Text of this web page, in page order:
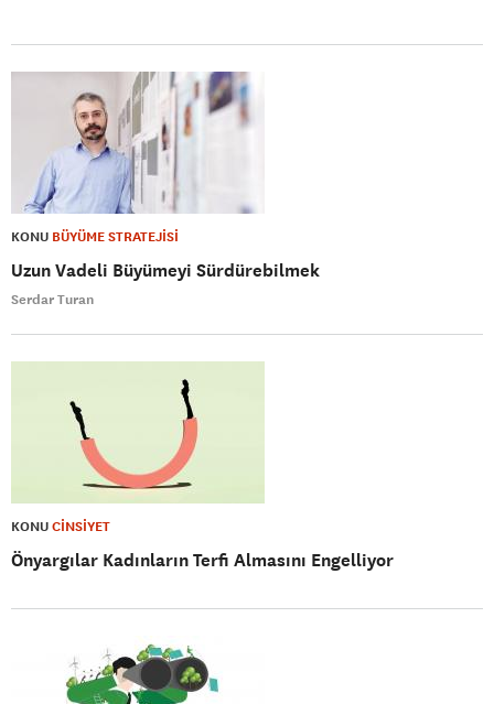
KONU BÜYÜME STRATEJİSİ
Uzun Vadeli Büyümeyi Sürdürebilmek
Serdar Turan
KONUCİNSİYET
Önyargılar Kadınların Terfi Almasını Engelliyor